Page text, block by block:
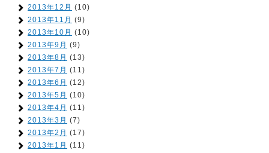
2013年12月 (10)
2013年11月 (9)
2013年10月 (10)
2013年9月 (9)
2013年8月 (13)
2013年7月 (11)
2013年6月 (12)
2013年5月 (10)
2013年4月 (11)
2013年3月 (7)
2013年2月 (17)
2013年1月 (11)